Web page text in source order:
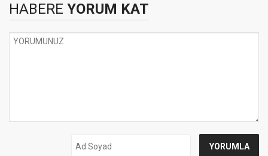
HABERE YORUM KAT